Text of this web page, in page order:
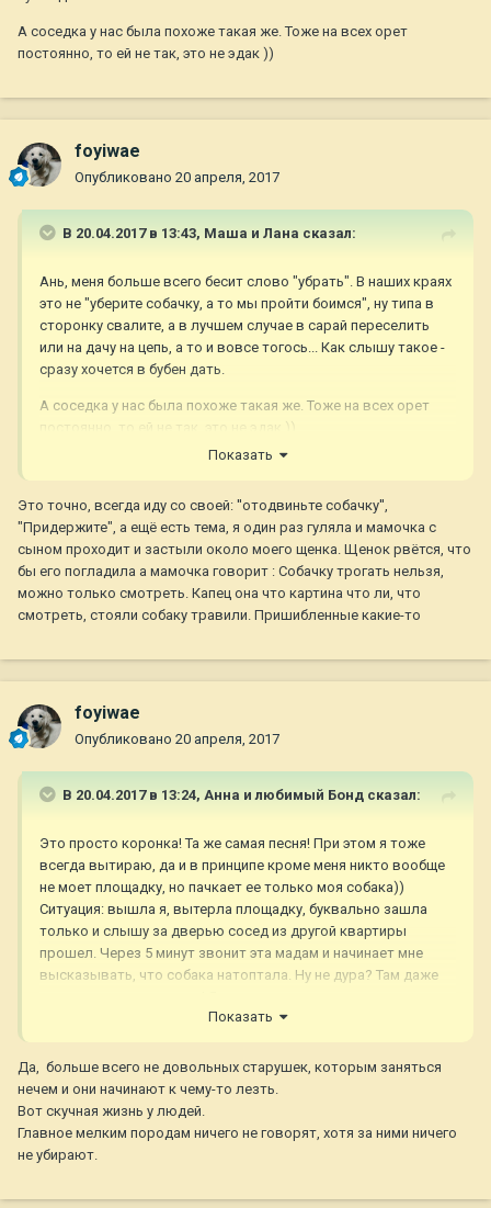
А соседка у нас была похоже такая же. Тоже на всех орет
постоянно, то ей не так, это не эдак ))
foyiwae
Опубликовано 20 апреля, 2017
В 20.04.2017 в 13:43, Маша и Лана сказал:
Ань, меня больше всего бесит слово "убрать". В наших краях
это не "уберите собачку, а то мы пройти боимся", ну типа в
сторонку свалите, а в лучшем случае в сарай переселить
или на дачу на цепь, а то и вовсе тогось... Как слышу такое -
сразу хочется в бубен дать.
А соседка у нас была похоже такая же. Тоже на всех орет
постоянно, то ей не так, это не эдак ))
Показать
Это точно, всегда иду со своей: ''отодвиньте собачку'',
"Придержите", а ещё есть тема, я один раз гуляла и мамочка с
сыном проходит и застыли около моего щенка. Щенок рвётся, что
бы его погладила а мамочка говорит : Собачку трогать нельзя,
можно только смотреть. Капец она что картина что ли, что
смотреть, стояли собаку травили. Пришибленные какие-то
foyiwae
Опубликовано 20 апреля, 2017
В 20.04.2017 в 13:24, Анна и любимый Бонд сказал:
Это просто коронка! Та же самая песня! При этом я тоже
всегда вытираю, да и в принципе кроме меня никто вообще
не моет площадку, но пачкает ее только моя собака))
Ситуация: вышла я, вытерла площадку, буквально зашла
только и слышу за дверью сосед из другой квартиры
прошел. Через 5 минут звонит эта мадам и начинает мне
высказывать, что собака натоптала. Ну не дура? Там даже
парюсь. Человек болен, что с ней поделать. Она у меня за
огребает так это он, при чем за мою собаку в том числе
На выгуле случаются стычки, но у кого их не бывает...
Не переживайте из-за сумасшедших, их полно!
Показать
Да, больше всего не довольных старушек, которым заняться
нечем и они начинают к чему-то лезть.
Вот скучная жизнь у людей.
Главное мелким породам ничего не говорят, хотя за ними ничего
не убирают.